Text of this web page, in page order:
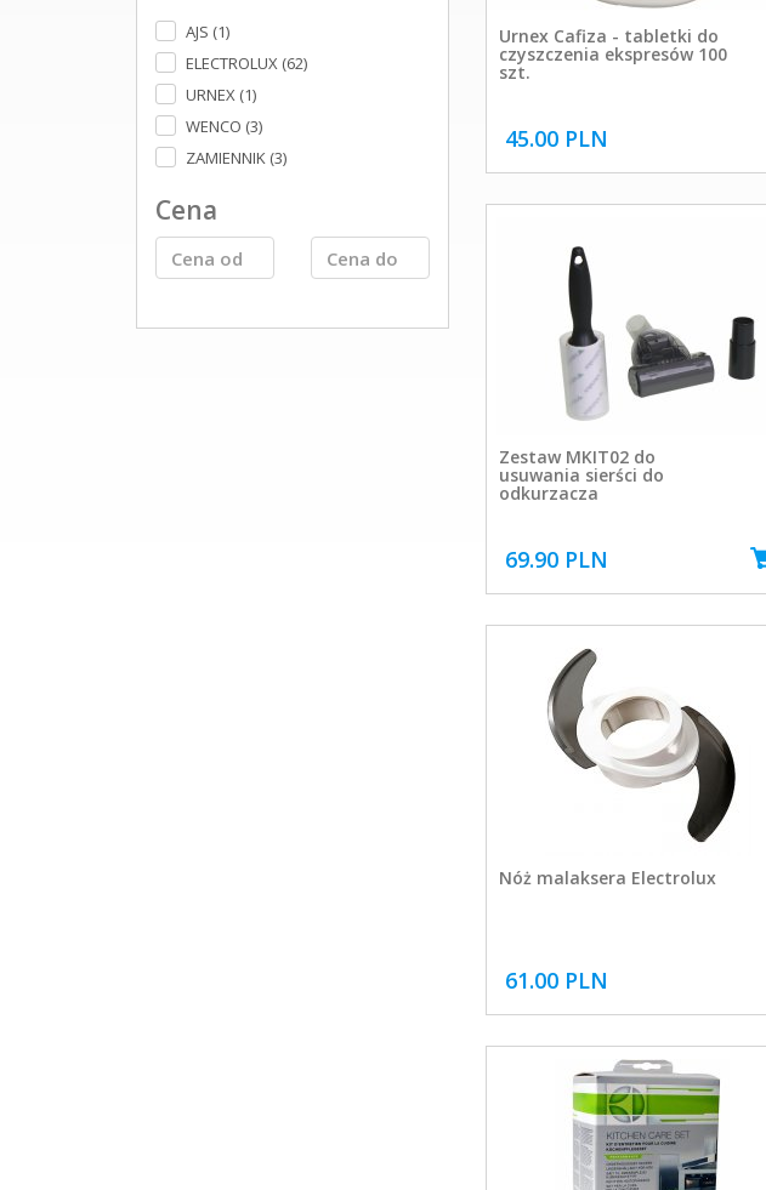
AJS (1)
ELECTROLUX (62)
URNEX (1)
WENCO (3)
ZAMIENNIK (3)
Cena
Urnex Cafiza - tabletki do
czyszczenia ekspresów 100
szt.
45.00 PLN
Zestaw MKIT02 do
usuwania sierści do
odkurzacza
69.90 PLN
Nóż malaksera Electrolux
61.00 PLN